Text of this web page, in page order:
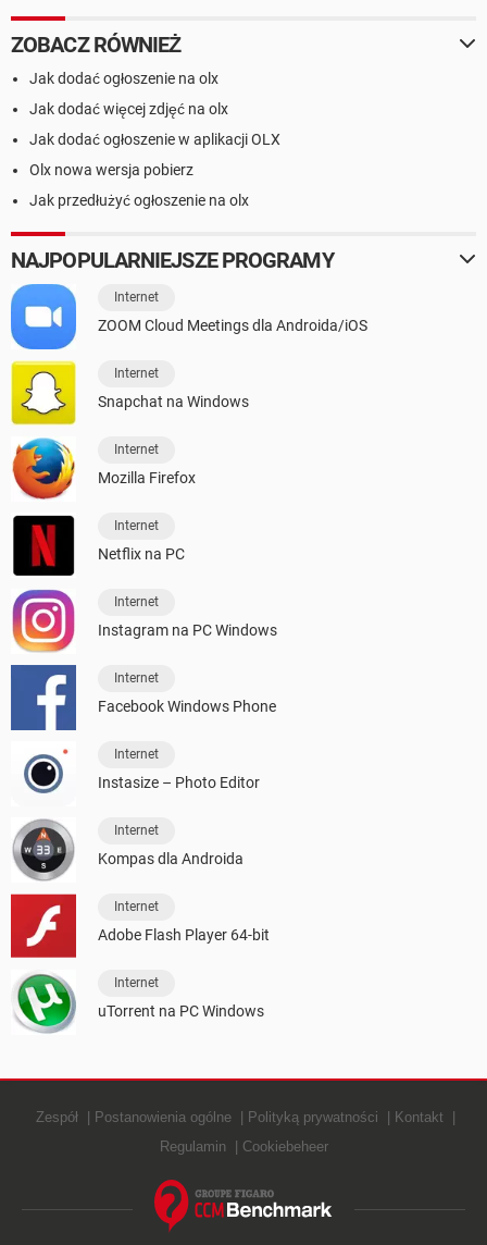
ZOBACZ RÓWNIEŻ
Jak dodać ogłoszenie na olx
Jak dodać więcej zdjęć na olx
Jak dodać ogłoszenie w aplikacji OLX
Olx nowa wersja pobierz
Jak przedłużyć ogłoszenie na olx
NAJPOPULARNIEJSZE PROGRAMY
Internet
ZOOM Cloud Meetings dla Androida/iOS
Internet
Snapchat na Windows
Internet
Mozilla Firefox
Internet
Netflix na PC
Internet
Instagram na PC Windows
Internet
Facebook Windows Phone
Internet
Instasize – Photo Editor
Internet
Kompas dla Androida
Internet
Adobe Flash Player 64-bit
Internet
uTorrent na PC Windows
Zespół Postanowienia ogólne Polityką prywatności
Kontakt
Regulamin
Cookiebeheer